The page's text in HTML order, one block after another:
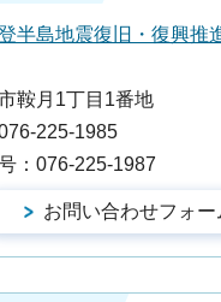
半島地震復旧・復興推
鞍月1丁目1番地
225-1985
：076-225-1987